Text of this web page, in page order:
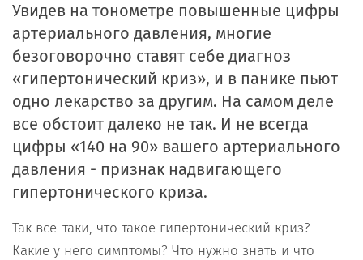
Увидев на тонометре повышенные цифры
артериального давления, многие
безоговорочно ставят себе диагноз
«гипертонический криз», и в панике пьют
одно лекарство за другим. На самом деле
все обстоит далеко не так. И не всегда
цифры «140 на 90» вашего артериального
давления - признак надвигающего
гипертонического криза.
Так все-таки, что такое гипертонический криз?
Какие у него симптомы? Что нужно знать и что